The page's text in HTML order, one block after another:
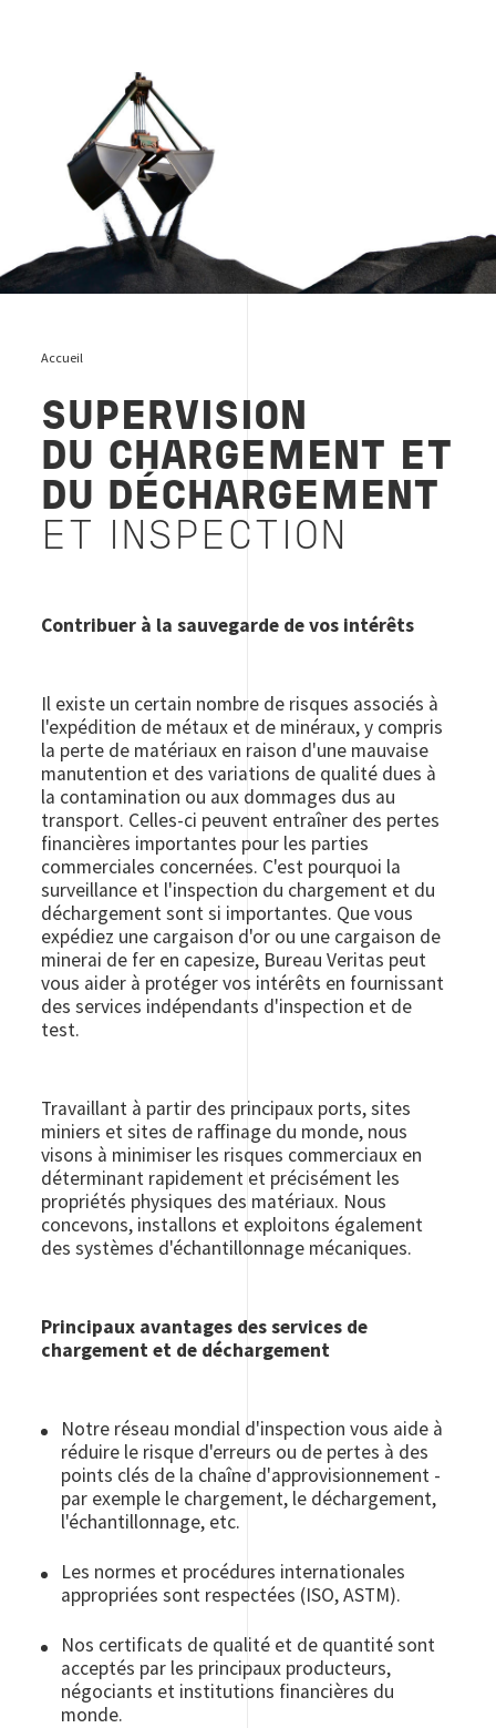
Load and Discharge Supervision and Inspection metals &
Accueil
SUPERVISION
DU CHARGEMENT ET
DU DÉCHARGEMENT
ET INSPECTION
Contribuer à la sauvegarde de vos intérêts
Il existe un certain nombre de risques associés à
l'expédition de métaux et de minéraux, y compris
la perte de matériaux en raison d'une mauvaise
manutention et des variations de qualité dues à
la contamination ou aux dommages dus au
transport. Celles-ci peuvent entraîner des pertes
financières importantes pour les parties
commerciales concernées. C'est pourquoi la
surveillance et l'inspection du chargement et du
déchargement sont si importantes. Que vous
expédiez une cargaison d'or ou une cargaison de
minerai de fer en capesize, Bureau Veritas peut
vous aider à protéger vos intérêts en fournissant
des services indépendants d'inspection et de
test.
Travaillant à partir des principaux ports, sites
miniers et sites de raffinage du monde, nous
visons à minimiser les risques commerciaux en
déterminant rapidement et précisément les
propriétés physiques des matériaux. Nous
concevons, installons et exploitons également
des systèmes d'échantillonnage mécaniques.
Principaux avantages des services de
chargement et de déchargement
Notre réseau mondial d'inspection vous aide à
réduire le risque d'erreurs ou de pertes à des
points clés de la chaîne d'approvisionnement -
par exemple le chargement, le déchargement,
l'échantillonnage, etc.
Les normes et procédures internationales
appropriées sont respectées (ISO, ASTM).
Nos certificats de qualité et de quantité sont
acceptés par les principaux producteurs,
négociants et institutions financières du
monde.